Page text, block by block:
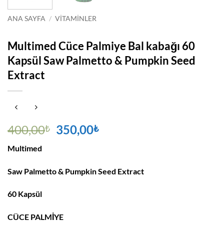
ANA SAYFA / VITAMINLER
Multimed Cüce Palmiye Bal kabağı 60
Kapsül Saw Palmetto & Pumpkin Seed
Extract
400,00₺ Orijinal
fiyat:
350,00₺Şu
Multimed
Saw Palmetto & Pumpkin Seed Extract
60 Kapsül
CÜCE PALMİYE